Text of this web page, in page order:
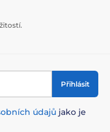
Přihlásit
údajů jako je